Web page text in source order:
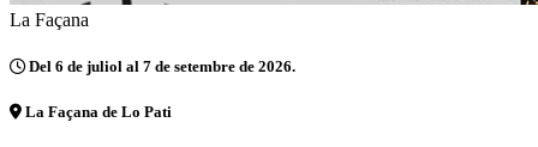
La Façana
Del 6 de juliol al 7 de setembre de 2026.
La Façana de Lo Pati